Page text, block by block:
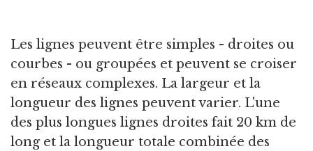
Les lignes peuvent être simples - droites ou
courbes - ou groupées et peuvent se croiser
en réseaux complexes. La largeur et la
longueur des lignes peuvent varier. L'une
des plus longues lignes droites fait 20 km de
long et la longueur totale combinée des